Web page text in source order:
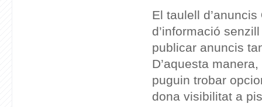
El taulell d’anuncis
d’informació
publicar anuncis
D’aquesta
puguin trobar
dona visibilitat a